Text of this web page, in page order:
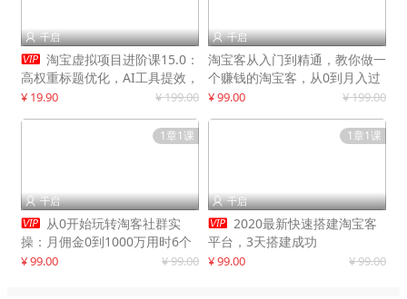
 千启
 淘宝虚拟项目进阶课15.0：
高权重标题优化，AI工具提效，
自动盈利模式搭建
¥ 19.90 ¥ 199.00
 千启
淘宝客从入门到精通，教你做一
个赚钱的淘宝客，从0到月入过
万
¥ 99.00 ¥ 199.00
1章1课
 千启
 从0开始玩转淘客社群实
操：月佣金0到1000万用时6个
月
¥ 99.00 ¥ 99.00
1章1课
 千启
 2020最新快速搭建淘宝客
平台，3天搭建成功
¥ 99.00 ¥ 99.00